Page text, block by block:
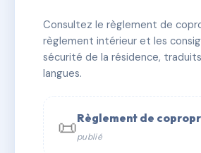
✓ Immatriculée 🏠 39 lots 🏗
📞 Contacter Syndic Digital
Consultez le règlement de
règlement intérieur et les
sécurité de la résidence,
langues.
📜Règlement de
publié